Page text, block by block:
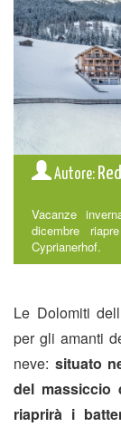
Autore:
Vacanze
dicembre
Cyprianerhof.
Le Dolomiti
per gli amanti
neve: situato
del massiccio
riaprirà i